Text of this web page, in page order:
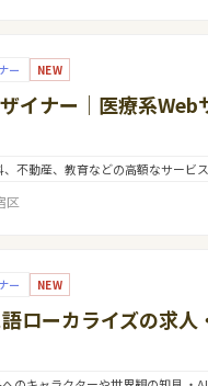
ー NEW
イナー｜医療系Web
、不動産、教育などの高額なサービ
区
ー NEW
ローカライズの求人